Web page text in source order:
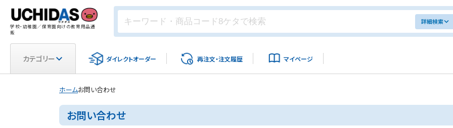
学校・幼稚園／保育園向けの教育用品通
販
詳細検索
カテゴリー ダイレクトオーダー 再注文・注文履歴 マイページ
ホームお問い合わせ
お問い合わせ